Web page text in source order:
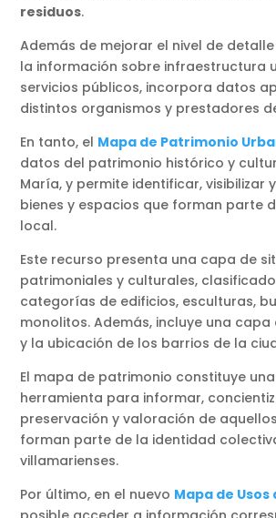
residuos.
Además de mejorar el nivel de
la información sobre infraestructura
servicios públicos, incorpora datos
distintos organismos y prestadores
En tanto, el Mapa de Patrimonio
datos del patrimonio histórico y
María, y permite identificar, visibilizar
bienes y espacios que forman parte
local.
Este recurso presenta una capa de
patrimoniales y culturales,
categorías de edificios, esculturas,
monolitos. Además, incluye una
y la ubicación de los barrios de la
El mapa de patrimonio constituye
herramienta para informar,
preservación y valoración de
forman parte de la identidad
villamarienses.
Por último, en el nuevo Mapa de Usos